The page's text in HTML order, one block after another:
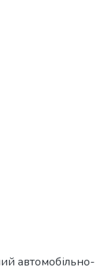
автомобільно-